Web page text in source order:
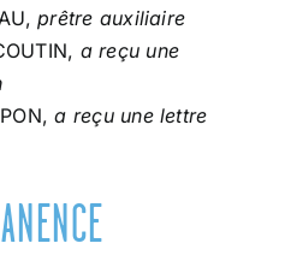
prêtre auxiliaire
a reçu une
a reçu une lettre